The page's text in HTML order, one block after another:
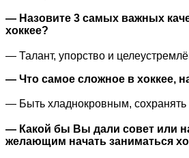
— Назовите 3 самых важных
хоккее?
— Талант, упорство и
— Что самое сложное в хоккее,
— Быть хладнокровным, сохранять
— Какой бы Вы дали совет или
желающим начать заниматься